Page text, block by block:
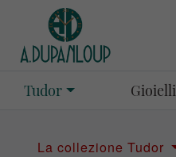
Tudor Gioielli
La collezione Tudor